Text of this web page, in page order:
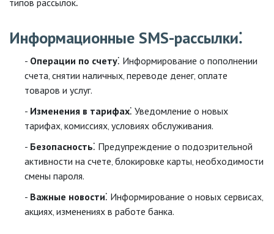
типов рассылок⁚
Информационные SMS-рассылки⁚
Операции по счету⁚ Информирование о пополнении
счета‚ снятии наличных‚ переводе денег‚ оплате
товаров и услуг.
Изменения в тарифах⁚ Уведомление о новых
тарифах‚ комиссиях‚ условиях обслуживания.
Безопасность⁚ Предупреждение о подозрительной
активности на счете‚ блокировке карты‚ необходимости
смены пароля.
Важные новости⁚ Информирование о новых сервисах‚
акциях‚ изменениях в работе банка.